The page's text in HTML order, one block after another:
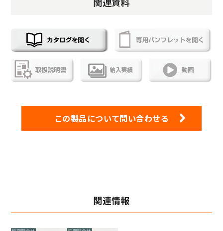
この製品について問い合わせる
関連情報